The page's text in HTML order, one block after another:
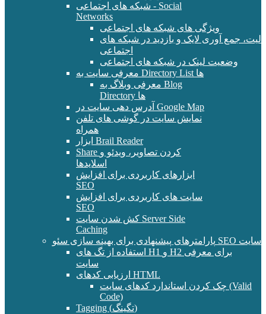
شبکه های اجتماعی - Social
Networks
ویژگی های شبکه های اجتماعی
جمع آوری لایک و بازدید در شبکه های
اجتماعی
وضعیت لینک در شبکه های اجتماعی
معرفی سایت به Directory List ها
معرفی وبلاگ به Blog
Directory ها
آدرس دهی سایت در Google Map
نمایش سایت در گوشی های تلفن
همراه
ابزار Brail Reader
Share کردن تصاویر، ویدئو و
اسلایدها
ابزارهای کاربردی برای افزایش
SEO
سایت های کاربردی برای افزایش
SEO
کش شدن سایت Server Side
Caching
پارامترهای پیشنهادی برای بهینه سازی سئو SEO سایت
استفاده از تگ های H1 و H2 برای معرفی
سایت
ارزیابی کدهای HTML
چک کردن استاندارد کدهای سایت (Valid
Code)
Tagging (تگینگ)